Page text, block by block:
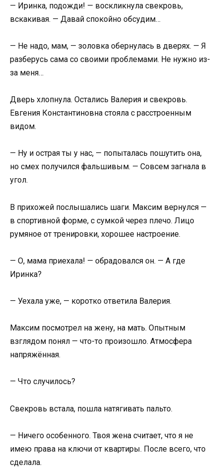
— Иринка, подожди! — воскликнула свекровь,
вскакивая. — Давай спокойно обсудим…
— Не надо, мам, — золовка обернулась в дверях. — Я
разберусь сама со своими проблемами. Не нужно из-
за меня…
Дверь хлопнула. Остались Валерия и свекровь.
Евгения Константиновна стояла с расстроенным
видом.
— Ну и острая ты у нас, — попыталась пошутить она,
но смех получился фальшивым. — Совсем загнала в
угол.
В прихожей послышались шаги. Максим вернулся —
в спортивной форме, с сумкой через плечо. Лицо
румяное от тренировки, хорошее настроение.
— О, мама приехала! — обрадовался он. — А где
Иринка?
— Уехала уже, — коротко ответила Валерия.
Максим посмотрел на жену, на мать. Опытным
взглядом понял — что-то произошло. Атмосфера
напряжённая.
— Что случилось?
Свекровь встала, пошла натягивать пальто.
— Ничего особенного. Твоя жена считает, что я не
имею права на ключи от квартиры. После всего, что
сделала.